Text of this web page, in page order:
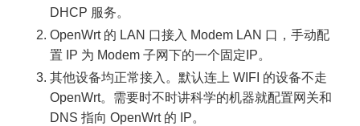
DHCP 服务。
OpenWrt 的 LAN 口接入 Modem LAN 口，手动配
置 IP 为 Modem 子网下的一个固定IP。
其他设备均正常接入。默认连上 WIFI 的设备不走
OpenWrt。需要时不时讲科学的机器就配置网关和
DNS 指向 OpenWrt 的 IP。